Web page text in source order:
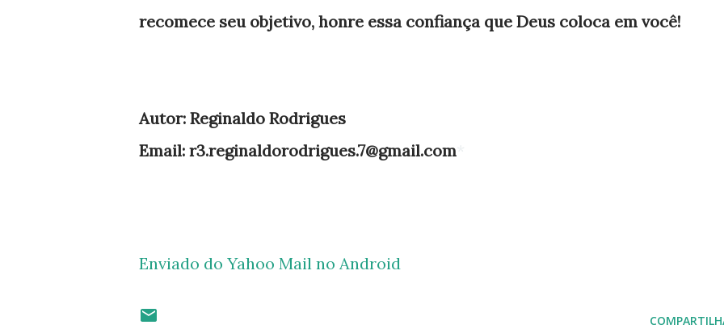
recomece seu objetivo, honre essa confiança que Deus coloca em você!
Autor: Reginaldo Rodrigues
Email: r3.reginaldorodrigues.7@gmail.com
Enviado do Yahoo Mail no Android